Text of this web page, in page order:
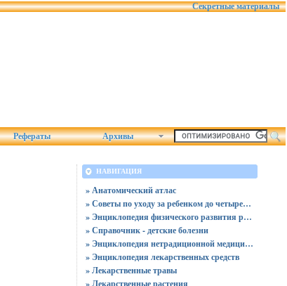
Секретные материалы
Рефераты Архивы
НАВИГАЦИЯ
» Анатомический атлас
» Советы по уходу за ребенком до четырех лет
» Энциклопедия физического развития ребенка
» Справочник - детские болезни
» Энциклопедия нетрадиционной медицины
» Энциклопедия лекарственных средств
» Лекарственные травы
» Лекарственные растения